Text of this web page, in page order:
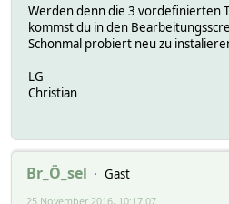
Werden denn die 3 vordefinierten
kommst du in den
Schonmal probiert neu zu
LG
Christian
Br_Ö_sel
Gast
25 November 2016, 10:17:07